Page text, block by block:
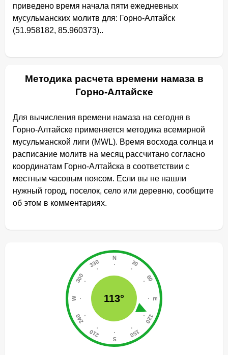
приведено время начала пяти ежедневных
мусульманских молитв для: Горно-Алтайск
(51.958182, 85.960373)..
Методика расчета времени намаза в
Горно-Алтайске
Для вычисления времени намаза на сегодня в
Горно-Алтайске применяется методика всемирной
мусульманской лиги (MWL). Время восхода солнца и
расписание молитв на месяц рассчитано согласно
координатам Горно-Алтайска в соответствии с
местным часовым поясом. Если вы не нашли
нужный город, поселок, село или деревню, сообщите
об этом в комментариях.
113°